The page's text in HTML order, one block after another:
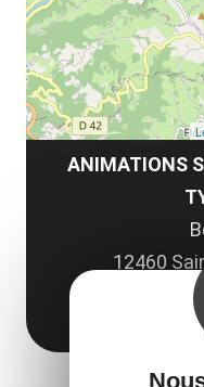
ANIMATIONS
12460